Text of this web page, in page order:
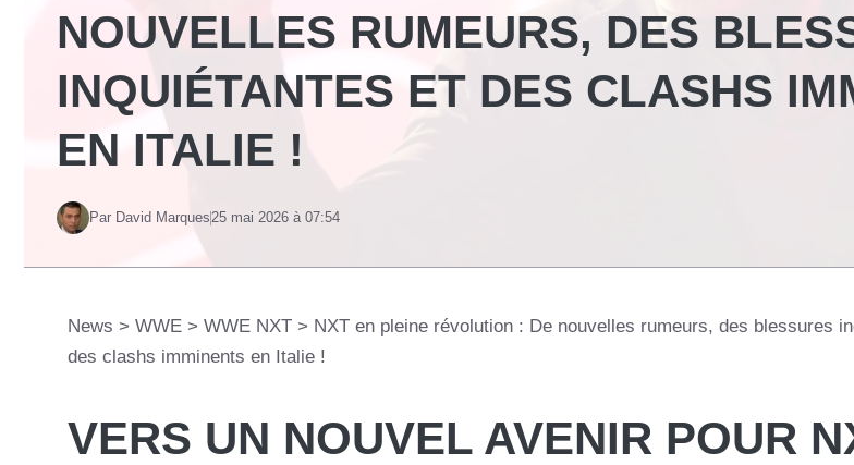
NOUVELLES RUMEURS, DES
INQUIÉTANTES ET DES CLASHS
EN ITALIE !
Par David Marques25 mai 2026 à 07:54
News > WWE > WWE NXT > NXT en pleine révolution : De nouvelles rumeurs, des blessures
des clashs imminents en Italie !
VERS UN NOUVEL AVENIR POUR